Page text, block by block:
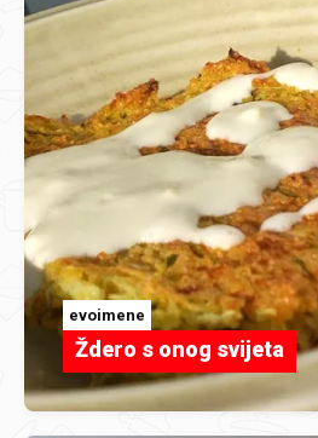
evoimene
Ždero s onog svijeta